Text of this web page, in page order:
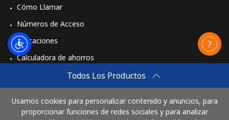
Todos Los Productos
Usamos cookies para personalizar contenido y anuncios, para
proporcionar funciones de redes sociales y para analizar
Cómo Llamar
Números de Acceso
Aplicaciones
Calculadora de ahorros
Cómo funciona